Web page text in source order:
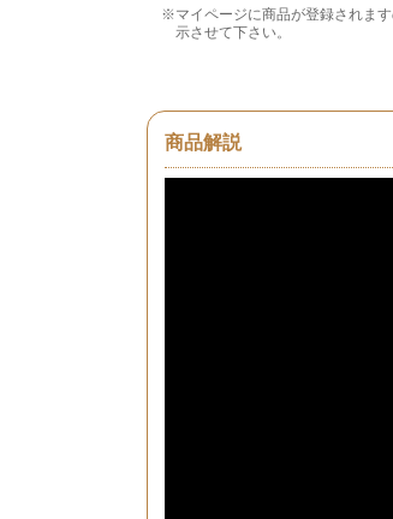
マイページに商品が登録されま
示させて下さい。
商品解説